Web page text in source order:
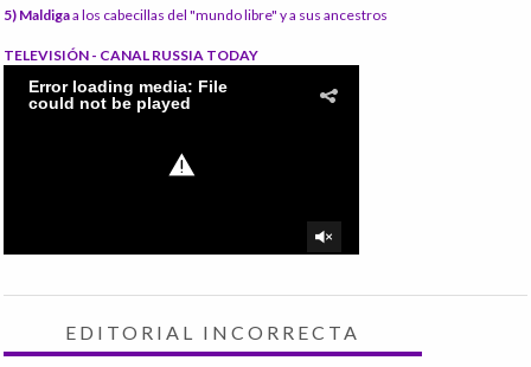
5) Maldigaa los cabecillas del "mundo libre" y a sus ancestros
TELEVISIÓN - CANAL RUSSIA TODAY
EDITORIAL INCORRECTA